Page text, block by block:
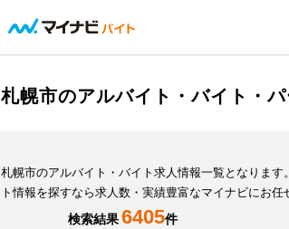
札幌市のアルバイト・バイト・
札幌市のアルバイト・バイト求人情報一覧となりま
ト情報を探すなら求人数・実績豊富なマイナビにお任
検索結果6405件